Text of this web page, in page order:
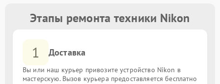
Этапы ремонта техники Nikon
1 Доставка
Вы или наш курьер привозите устройство Nikon в
мастерскую. Вызов курьера предоставляется бесплатно